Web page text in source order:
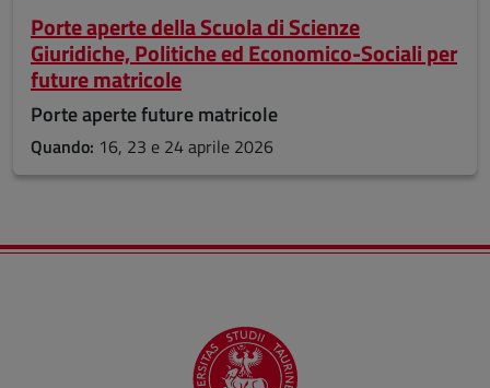
Porte aperte della Scuola di Scienze
Giuridiche, Politiche ed Economico-Sociali per
future matricole
Porte aperte future matricole
Quando: 16, 23 e 24 aprile 2026